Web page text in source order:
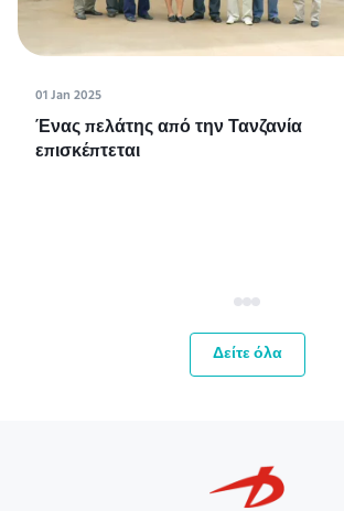
01 Jan 2025
Ένας πελάτης από την Τανζανία
επισκέπτεται
Δείτε όλα